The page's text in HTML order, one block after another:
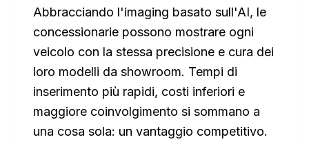
Abbracciando l'imaging basato sull'AI, le
concessionarie possono mostrare ogni
veicolo con la stessa precisione e cura dei
loro modelli da showroom. Tempi di
inserimento più rapidi, costi inferiori e
maggiore coinvolgimento si sommano a
una cosa sola: un vantaggio competitivo.